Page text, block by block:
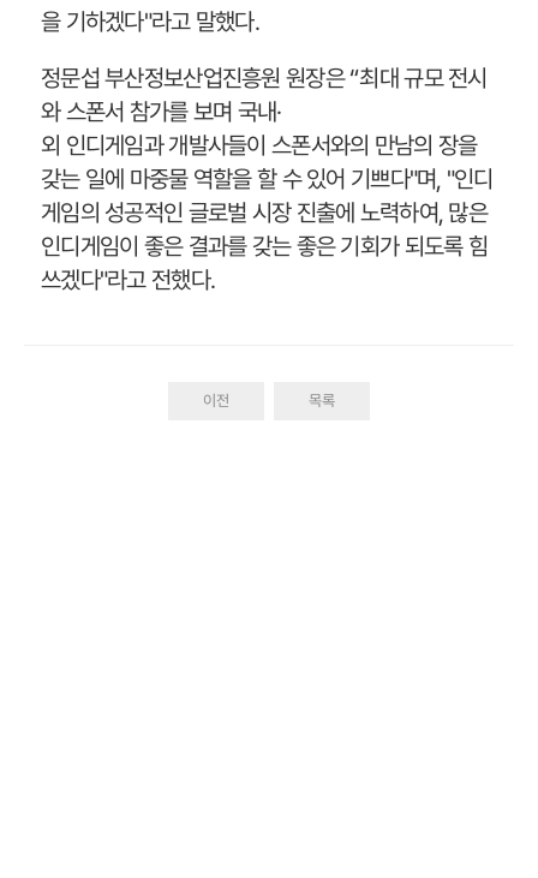
을 기하겠다"라고 말했다.
정문섭 부산정보산업진흥원 원장은 “최대 규모 전시
와 스폰서 참가를 보며 국내·
외 인디게임과 개발사들이 스폰서와의 만남의 장을
갖는 일에 마중물 역할을 할 수 있어 기쁘다"며, "인디
게임의 성공적인 글로벌 시장 진출에 노력하여, 많은
인디게임이 좋은 결과를 갖는 좋은 기회가 되도록 힘
쓰겠다"라고 전했다.
이전 목록